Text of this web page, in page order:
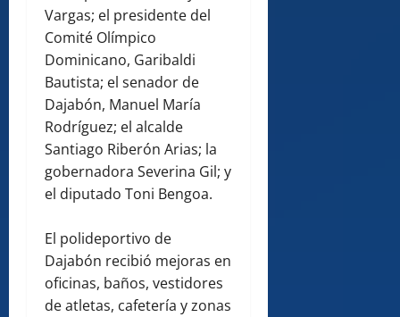
Vargas; el presidente del
Comité Olímpico
Dominicano, Garibaldi
Bautista; el senador de
Dajabón, Manuel María
Rodríguez; el alcalde
Santiago Riberón Arias; la
gobernadora Severina Gil; y
el diputado Toni Bengoa.
El polideportivo de
Dajabón recibió mejoras en
oficinas, baños, vestidores
de atletas, cafetería y zonas